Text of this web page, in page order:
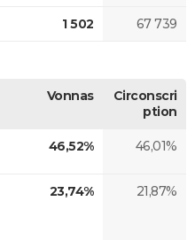
1 502 67 739
Vonnas
Circonscri
ption
46,52% 46,01%
23,74% 21,87%